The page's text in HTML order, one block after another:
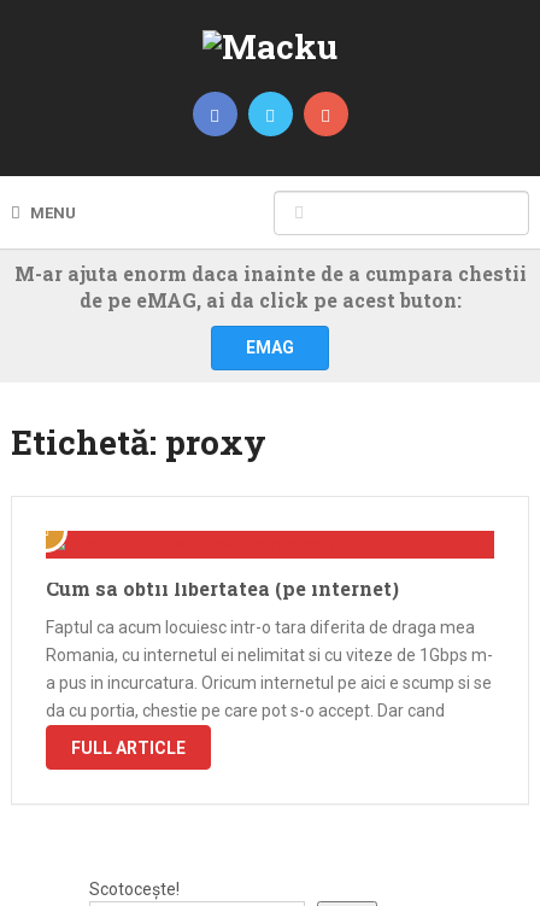
MENU
M-ar ajuta enorm daca inainte de a cumpara chestii
de pe eMAG, ai da click pe acest buton:
EMAG
Etichetă: proxy
Cum sa obtii libertatea (pe internet)
Faptul ca acum locuiesc intr-o tara diferita de draga mea
Romania, cu internetul ei nelimitat si cu viteze de 1Gbps m-
a pus in incurcatura. Oricum internetul pe aici e scump si se
da cu portia, chestie pe care pot s-o accept. Dar cand
FULL ARTICLE
Scotocește!